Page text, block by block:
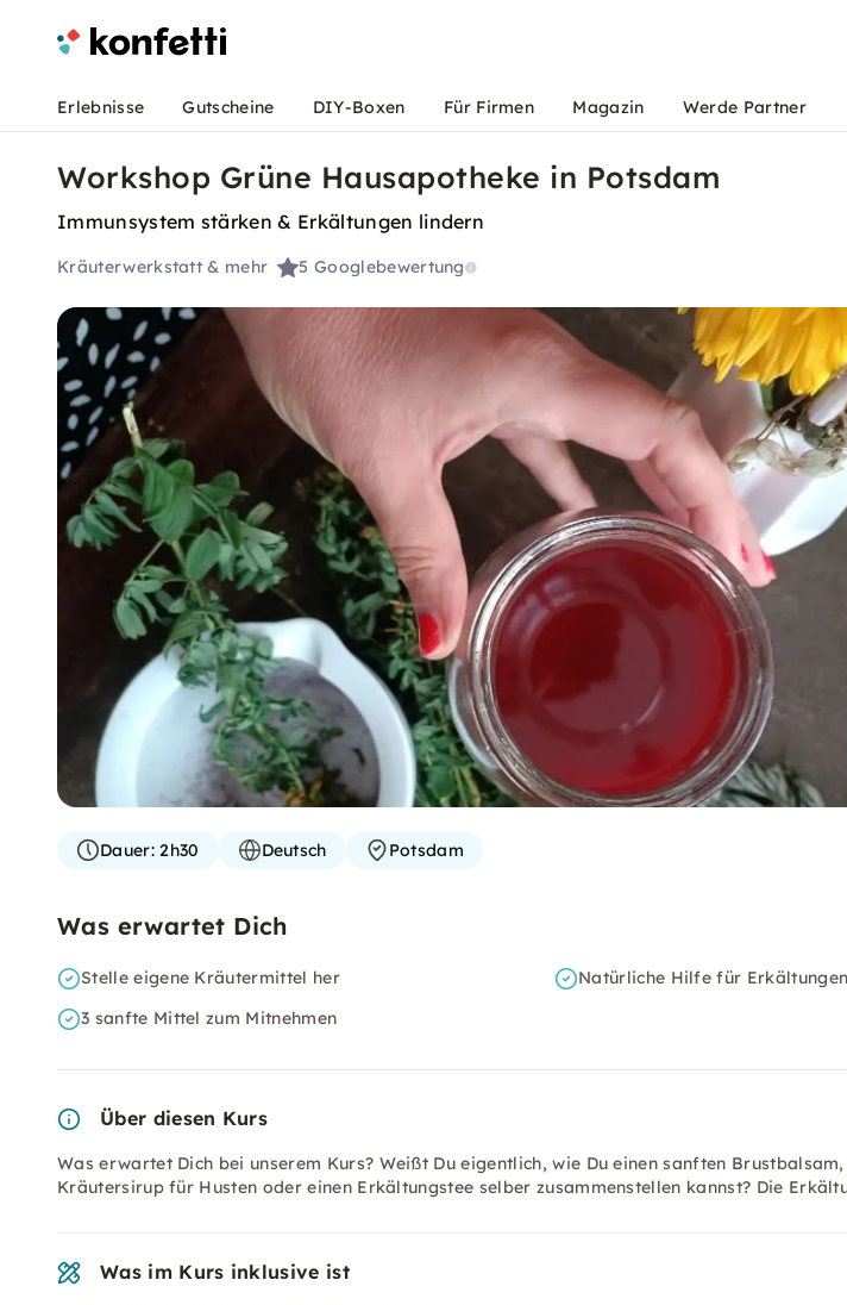
Erlebnisse Gutscheine DIY-Boxen Für Firmen Magazin Werde Partner
Workshop Grüne Hausapotheke in Potsdam
Immunsystem stärken & Erkältungen lindern
Kräuterwerkstatt & mehr 5Googlebewertung
Dauer:2h30 Deutsch Potsdam
Was erwartet Dich
Stelle eigene Kräutermittel her
Natürliche Hilfe für Erkältungen
3 sanfte Mittel zum Mitnehmen
Über diesen Kurs
Was erwartet Dich bei unserem Kurs? Weißt Du eigentlich, wie Du einen sanften Brustbalsam,
Kräutersirup für Husten oder einen Erkältungstee selber zusammenstellen kannst? Die
Was im Kurs inklusive ist